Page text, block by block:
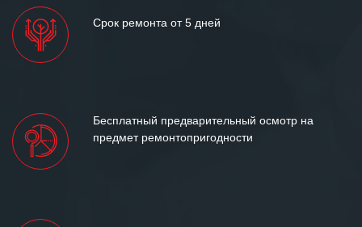
Срок ремонта от 5 дней
Бесплатный предварительный осмотр на
предмет ремонтопригодности